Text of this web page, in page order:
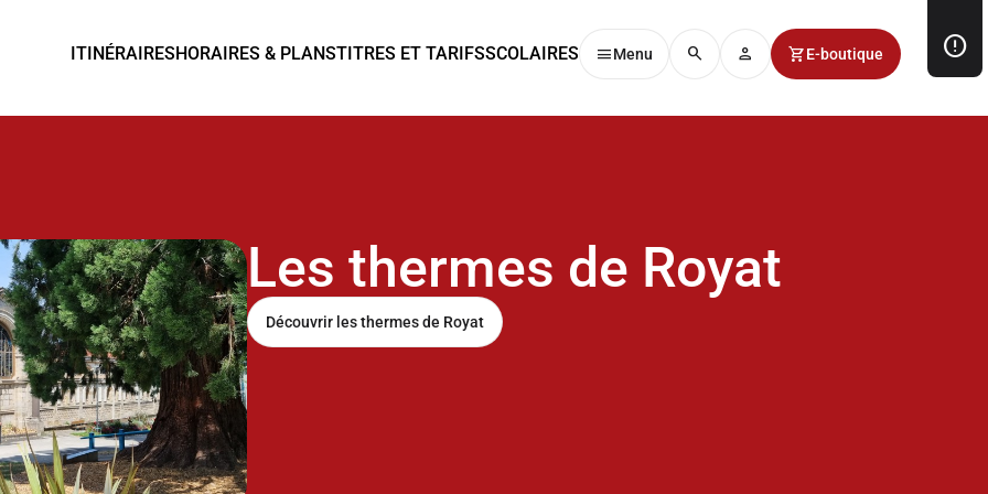
ITINÉRAIRESHORAIRES & PLANSTITRES ET TARIFSSCOLAIRES menuMenu search person shopping_cartE-boutique error
Les thermes de Royat
Découvrir les thermes de Royat